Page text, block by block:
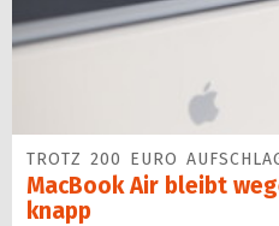
TROTZ 200 EURO
MacBook Air bleibt
knapp